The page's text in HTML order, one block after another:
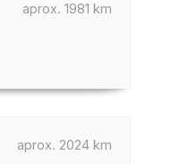
aprox. 1981 km
aprox. 2024 km